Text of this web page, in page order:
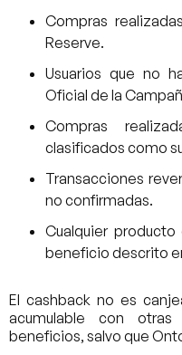
Compras
Reserve.
Usuarios que no
Oficial de la
Compras
clasificados como
Transacciones
no confirmadas.
Cualquier
beneficio descrito
El cashback no es
acumulable con
beneficios, salvo que